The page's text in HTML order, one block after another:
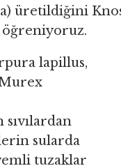
üretildiğini
lapillus,
sıvılardan
sularda
tuzaklar